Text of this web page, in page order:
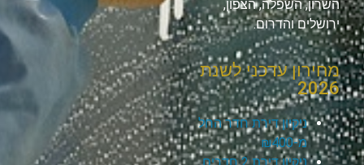
השרון, השפלה, הצפון,
ירושלים והדרום.
מחירון עדכני לשנת
2026
ניקיון דירת חדר החל
מ-₪400